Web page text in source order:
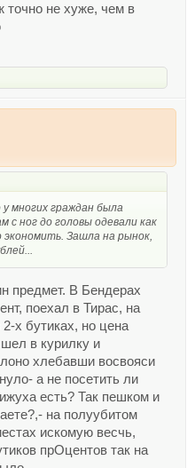
не хуже, чем в
многих граждан была
с ног до головы одевали как
Зашла на рынок,
предмет. В Бендерах
поехал в Тирас, на
х бутиках, но цена
в курилку и
хлебавши восвояси
а не посетить ли
есть? Так пешком и
на полуубитом
искомую весчь,
прОцентов так на